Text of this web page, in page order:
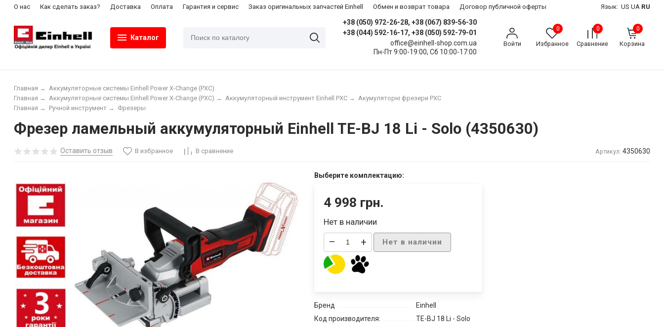
О нас Как сделать заказ? Доставка Оплата Гарантия и сервис Заказ оригинальных запчастей Einhell Обмен и возврат товара Договор публичной оферты Язык: US UA RU
Каталог
+38 (050) 972-26-28, +38 (067) 839-56-30
+38 (044) 592-16-17, +38 (050) 592-79-01
office@einhell-shop.com.ua
Пн-Пт 9:00-19:00, Сб 10:00-17:00
Войти
0
Избранное
0
Сравнение
0
Корзина
Главная →
Аккумуляторные системы Einhell Power X-Change (PXC)
Акумуляторні фрезери PXC
Аккумуляторный инструмент Einhell PXC →
Аккумуляторные системы Einhell Power X-Change (PXC) →
Главная →
Фрезеры
Ручной инструмент →
Главная →
Фрезер ламельный аккумуляторный Einhell TE-BJ 18 Li - Solo (4350630)
Оставить отзыв В избранное В сравнение Артикул: 4350630
Выберите комплектацию:
4 998 грн.
Нет в наличии
– + Нет в наличии
Бренд
Einhell
Код производителя:
TE-BJ 18 Li - Solo